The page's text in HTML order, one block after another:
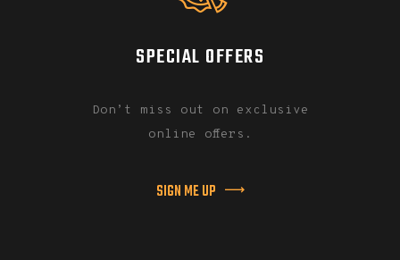
SPECIAL OFFERS
Don’t miss out on exclusive
online offers.
SIGN ME UP